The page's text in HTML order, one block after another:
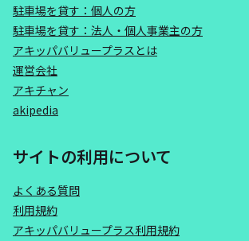
駐車場を貸す：個人の方
駐車場を貸す：法人・個人事業主の方
アキッパバリュープラスとは
運営会社
アキチャン
akipedia
サイトの利用について
よくある質問
利用規約
アキッパバリュープラス利用規約